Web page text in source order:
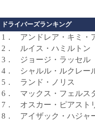
ドライバーズランキング
1． アンドレア・キミ・
2．
ルイス・ハミルトン
3．
ジョージ・ラッセル
4．
シャルル・ルクレー
5．
ランド・ノリス
6．
マックス・フェルス
7．
オスカー・ピアスト
8．
アイザック・ハジャ